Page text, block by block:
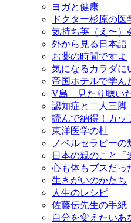
ヨガと健康
ドクター杉原の医
気持ち英（え〜）
外から見る日本語
お薬の時間ですよ
気になるカラダに
帝国ホテルで学
V島 見たり聴い
認知症と二人三脚
読んで納得！カッ
東洋医学の杜
ノベルセラピーの
日本の親のこと「
心も体もブスだっ
生きがいのかたち
人生のレシピ
佐藤伝先生の手紙
自分を変えたい